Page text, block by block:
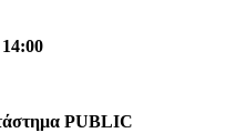
PUBLIC